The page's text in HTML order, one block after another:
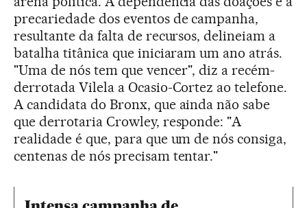
precariedade dos eventos de campanha,
resultante da falta de recursos, delineiam a
batalha titânica que iniciaram um ano atrás.
"Uma de nós tem que vencer", diz a recém-
derrotada Vilela a Ocasio-Cortez ao telefone.
A candidata do Bronx, que ainda não sabe
que derrotaria Crowley, responde: "A
realidade é que, para que um de nós consiga,
centenas de nós precisam tentar."